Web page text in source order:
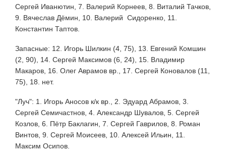
Сергей Иванютин, 7. Валерий Корнеев, 8. Виталий Тачков,
9. Вячеслав Дёмин, 10. Валерий Сидоренко, 11.
Константин Таптов.
Запасные: 12. Игорь Шилкин (4, 75), 13. Евгений Комшин
(2, 90), 14. Сергей Максимов (6, 24), 15. Владимир
Макаров, 16. Олег Аврамов вр., 17. Сергей Коновалов (11,
75), 18. нет.
"Луч": 1. Игорь Аносов к/к вр., 2. Эдуард Абрамов, 3.
Сергей Семичастнов, 4. Александр Шувалов, 5. Сергей
Козлов, 6. Пётр Баклагин, 7. Сергей Гаврилов, 8. Роман
Винтов, 9. Сергей Моисеев, 10. Алексей Ильин, 11.
Максим Осипов.